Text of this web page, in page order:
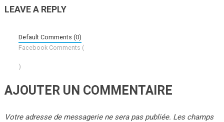
LEAVE A REPLY
Default Comments (0)
Facebook Comments (
)
AJOUTER UN COMMENTAIRE
Votre adresse de messagerie ne sera pas publiée. Les champs